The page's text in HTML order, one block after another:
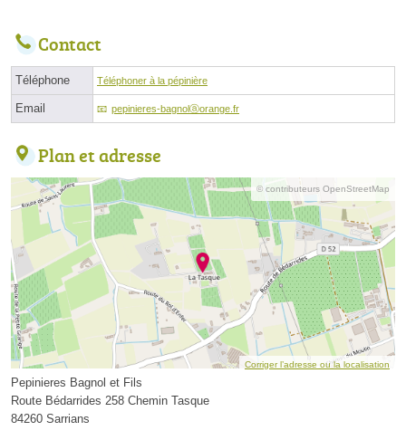
Contact
Téléphone Téléphoner à la pépinière
Email pepinieres-bagnolⓐorange.fr
Plan et adresse
© contributeurs OpenStreetMap
Corriger l’adresse ou la localisation
Pepinieres Bagnol et Fils
Route Bédarrides 258 Chemin Tasque
84260 Sarrians